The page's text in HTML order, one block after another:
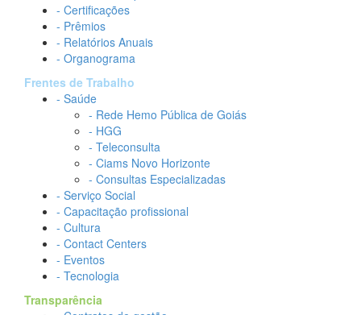
- Certificações
- Prêmios
- Relatórios Anuais
- Organograma
Frentes de Trabalho
- Saúde
- Rede Hemo Pública de Goiás
- HGG
- Teleconsulta
- Ciams Novo Horizonte
- Consultas Especializadas
- Serviço Social
- Capacitação profissional
- Cultura
- Contact Centers
- Eventos
- Tecnologia
Transparência